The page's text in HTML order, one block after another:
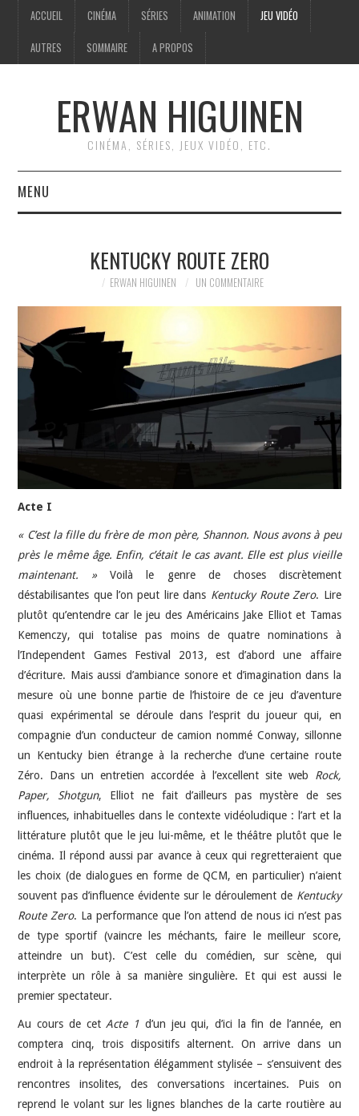
ACCUEIL CINÉMA SÉRIES ANIMATION JEU VIDÉO
AUTRES SOMMAIRE A PROPOS
ERWAN HIGUINEN
CINÉMA, SÉRIES, JEUX VIDÉO, ETC.
MENU
SÉRIES
ANIMATION
JEU VIDÉO
AUTRES
SOMMAIRE
A PROPOS
KENTUCKY ROUTE ZERO
ERWAN HIGUINEN UN COMMENTAIRE
Acte I
« C’est la fille du frère de mon père, Shannon. Nous avons à peu
près le même âge. Enfin, c’était le cas avant. Elle est plus vieille
maintenant. » Voilà le genre de choses discrètement
déstabilisantes que l’on peut lire dans Kentucky Route Zero. Lire
plutôt qu’entendre car le jeu des Américains Jake Elliot et Tamas
Kemenczy, qui totalise pas moins de quatre nominations à
l’Independent Games Festival 2013, est d’abord une affaire
d’écriture. Mais aussi d’ambiance sonore et d’imagination dans la
mesure où une bonne partie de l’histoire de ce jeu d’aventure
quasi expérimental se déroule dans l’esprit du joueur qui, en
compagnie d’un conducteur de camion nommé Conway, sillonne
un Kentucky bien étrange à la recherche d’une certaine route
Zéro. Dans un entretien accordée à l’excellent site web Rock,
Paper, Shotgun, Elliot ne fait d’ailleurs pas mystère de ses
influences, inhabituelles dans le contexte vidéoludique : l’art et la
littérature plutôt que le jeu lui-même, et le théâtre plutôt que le
cinéma. Il répond aussi par avance à ceux qui regretteraient que
les choix (de dialogues en forme de QCM, en particulier) n’aient
souvent pas d’influence évidente sur le déroulement de Kentucky
Route Zero. La performance que l’on attend de nous ici n’est pas
de type sportif (vaincre les méchants, faire le meilleur score,
atteindre un but). C’est celle du comédien, sur scène, qui
interprète un rôle à sa manière singulière. Et qui est aussi le
premier spectateur.
Au cours de cetActe 1 d’un jeu qui, d’ici la fin de l’année, en
comptera cinq, trois dispositifs alternent. On arrive dans un
endroit à la représentation élégamment stylisée – s’ensuivent des
rencontres insolites, des conversations incertaines. Puis on
reprend le volant sur les lignes blanches de la carte routière au